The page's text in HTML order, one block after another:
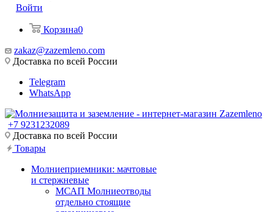
Войти
Корзина0
zakaz@zazemleno.com
Доставка по всей России
Telegram
WhatsApp
+7 9231232089
Доставка по всей России
Товары
Молниеприемники: мачтовые
и стержневые
МСАП Молниеотводы
отдельно стоящие